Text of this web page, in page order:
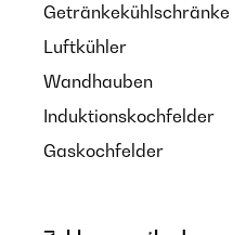
Getränkekühlschränke
Luftkühler
Wandhauben
Induktionskochfelder
Gaskochfelder